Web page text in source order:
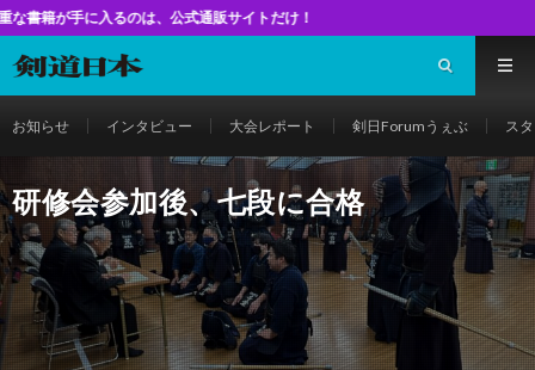
のは、公式通販サイトだけ！
お知らせ インタビュー 大会レポート 剣日Forumうぇぶ ス
研修会参加後、七段に合格